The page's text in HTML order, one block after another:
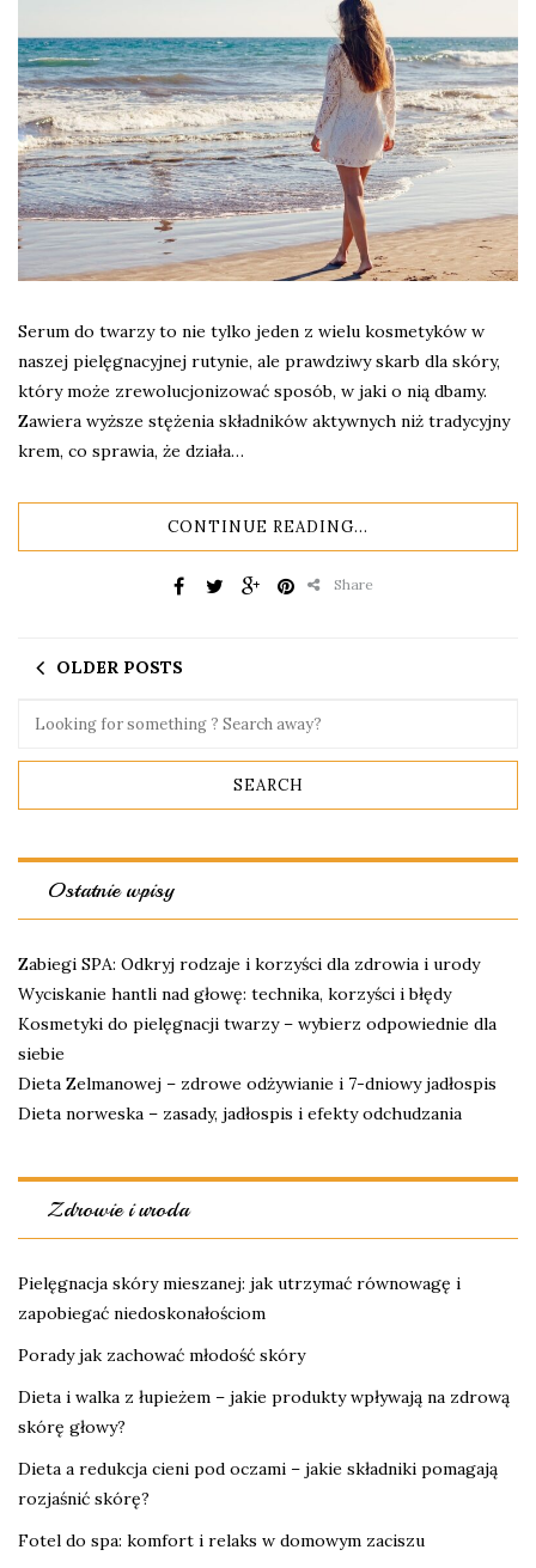
Serum do twarzy to nie tylko jeden z wielu kosmetyków w
naszej pielęgnacyjnej rutynie, ale prawdziwy skarb dla skóry,
który może zrewolucjonizować sposób, w jaki o nią dbamy.
Zawiera wyższe stężenia składników aktywnych niż tradycyjny
krem, co sprawia, że działa…
CONTINUE READING...
Share
OLDER POSTS
Ostatnie wpisy
Zabiegi SPA: Odkryj rodzaje i korzyści dla zdrowia i urody
Wyciskanie hantli nad głowę: technika, korzyści i błędy
Kosmetyki do pielęgnacji twarzy – wybierz odpowiednie dla
siebie
Dieta Zelmanowej – zdrowe odżywianie i 7-dniowy jadłospis
Dieta norweska – zasady, jadłospis i efekty odchudzania
Zdrowie i uroda
Pielęgnacja skóry mieszanej: jak utrzymać równowagę i
zapobiegać niedoskonałościom
Porady jak zachować młodość skóry
Dieta i walka z łupieżem – jakie produkty wpływają na zdrową
skórę głowy?
Dieta a redukcja cieni pod oczami – jakie składniki pomagają
rozjaśnić skórę?
Fotel do spa: komfort i relaks w domowym zaciszu